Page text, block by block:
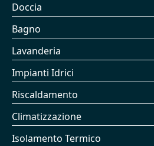
Doccia
Bagno
Lavanderia
Impianti Idrici
Riscaldamento
Climatizzazione
Isolamento Termico